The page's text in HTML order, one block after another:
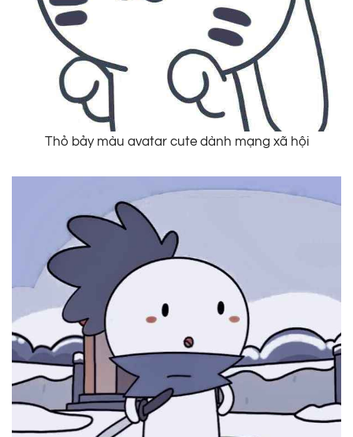
Thỏ bảy màu avatar cute dành mạng xã hội